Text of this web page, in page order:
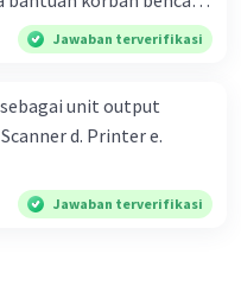
kebencanaan
d. masyarakat
bahwa masyarakat
Jawaban terverifikasi
unit output
d. Printer e.
Jawaban terverifikasi